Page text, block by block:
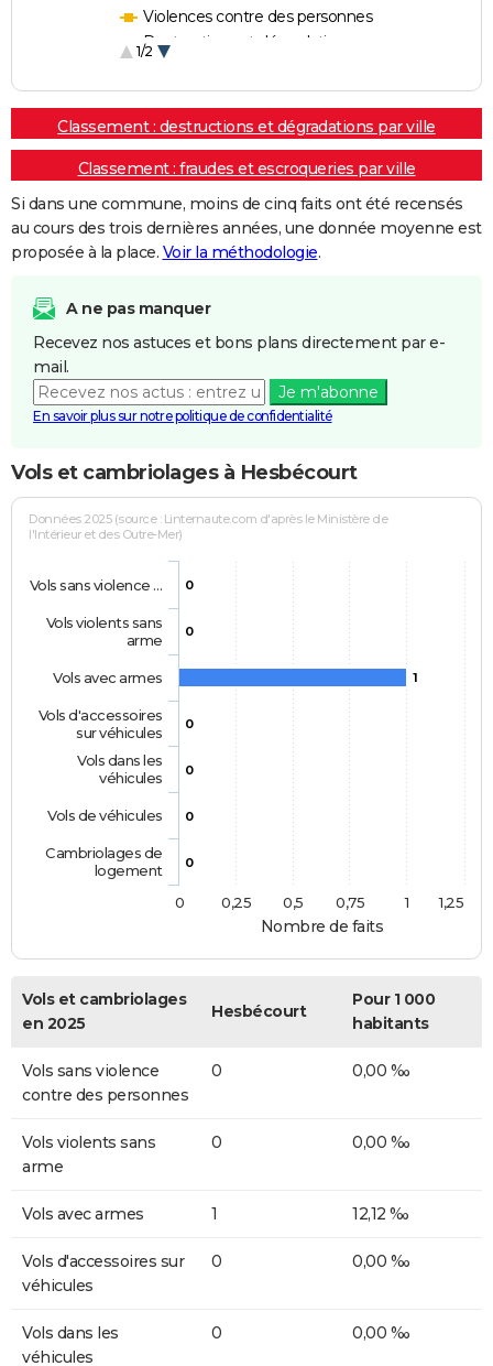
Violences contre des personnes
Destructions et dégradations
1/2
Classement : destructions et dégradations par ville
Classement : fraudes et escroqueries par ville
Si dans une commune, moins de cinq faits ont été recensés
au cours des trois dernières années, une donnée moyenne est
proposée à la place. Voir la méthodologie.
A ne pas manquer
Recevez nos astuces et bons plans directement par e-
mail.
Je m'abonne
En savoir plus sur notre politique de confidentialité
Vols et cambriolages à Hesbécourt
Nombre de faits
Données 2025 (source : Linternaute.com d'après le Ministère de
l'Intérieur et des Outre-Mer)
0
0
1
0
0
0
0
Vols sans violence …
Vols violents sans
arme
Vols avec armes
Vols d'accessoires
sur véhicules
Vols dans les
véhicules
Vols de véhicules
Cambriolages de
logement
0
1
0,25 0,5 0,75 1,25
Vols et cambriolages
en 2025
Hesbécourt
Pour 1 000
habitants
Vols sans violence
contre des personnes
0 0,00 ‰
Vols violents sans
arme
0 0,00 ‰
Vols avec armes 1 12,12 ‰
Vols d'accessoires sur
véhicules
0 0,00 ‰
Vols dans les
véhicules
0 0,00 ‰